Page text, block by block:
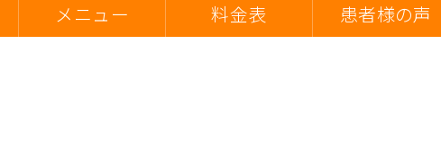
メニュー 料金表 患者様の声